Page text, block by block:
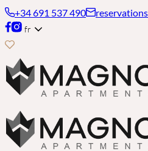
+34 691 537 490
fr